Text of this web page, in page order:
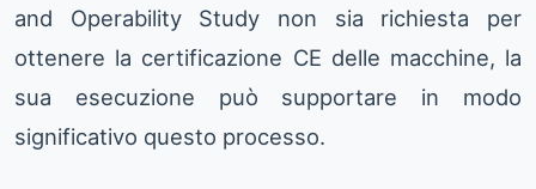
and Operability Study non sia richiesta per
ottenere la certificazione CE delle macchine, la
sua esecuzione può supportare in modo
significativo questo processo.